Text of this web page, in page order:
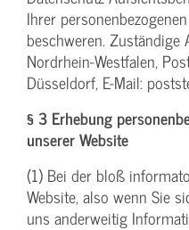
Ihrer
beschweren.
Nordrhein-Westfalen,
Düsseldorf, E-Mail:
§ 3 Erhebung
unserer Website
(1) Bei der bloß
Website, also wenn Sie
uns anderweitig